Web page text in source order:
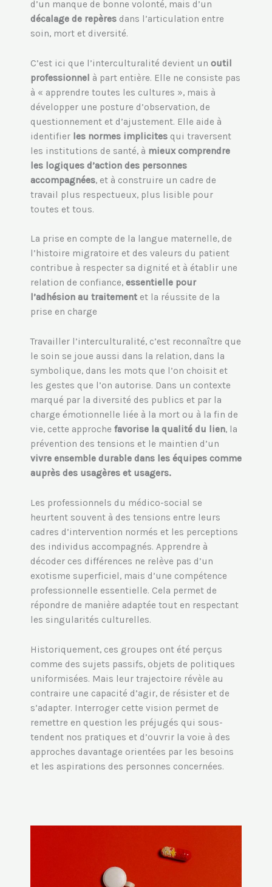
d’un manque de bonne volonté, mais d’un
décalage de repères dans l’articulation entre
soin, mort et diversité.
C’est ici que l’interculturalité devient un outil
professionnel à part entière. Elle ne consiste pas
à « apprendre toutes les cultures », mais à
développer une posture d’observation, de
questionnement et d’ajustement. Elle aide à
identifier les normes implicites qui traversent
les institutions de santé, à mieux comprendre
les logiques d’action des personnes
accompagnées, et à construire un cadre de
travail plus respectueux, plus lisible pour
toutes et tous.
La prise en compte de la langue maternelle, de
l’histoire migratoire et des valeurs du patient
contribue à respecter sa dignité et à établir une
relation de confiance, essentielle pour
l’adhésion au traitement et la réussite de la
prise en charge
Travailler l’interculturalité, c’est reconnaître que
le soin se joue aussi dans la relation, dans la
symbolique, dans les mots que l’on choisit et
les gestes que l’on autorise. Dans un contexte
marqué par la diversité des publics et par la
charge émotionnelle liée à la mort ou à la fin de
vie, cette approche favorise la qualité du lien, la
prévention des tensions et le maintien d’un
vivre ensemble durable dans les équipes comme
auprès des usagères et usagers.
Les professionnels du médico-social se
heurtent souvent à des tensions entre leurs
cadres d’intervention normés et les perceptions
des individus accompagnés. Apprendre à
décoder ces différences ne relève pas d’un
exotisme superficiel, mais d’une compétence
professionnelle essentielle. Cela permet de
répondre de manière adaptée tout en respectant
les singularités culturelles.
Historiquement, ces groupes ont été perçus
comme des sujets passifs, objets de politiques
uniformisées. Mais leur trajectoire révèle au
contraire une capacité d’agir, de résister et de
s’adapter. Interroger cette vision permet de
remettre en question les préjugés qui sous-
tendent nos pratiques et d’ouvrir la voie à des
approches davantage orientées par les besoins
et les aspirations des personnes concernées.